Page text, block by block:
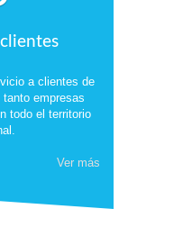
a clientes de
empresas
todo el territorio
Ver más